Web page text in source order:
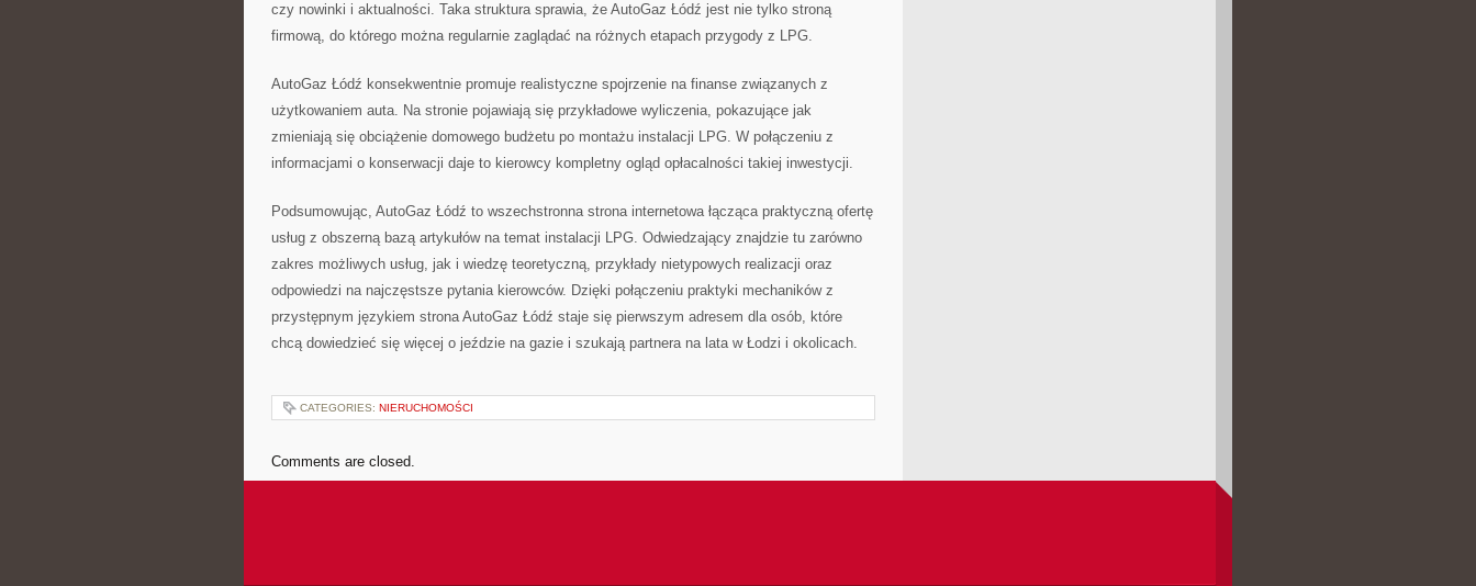
czy nowinki i aktualności. Taka struktura sprawia, że AutoGaz Łódź jest nie tylko stroną
firmową, do którego można regularnie zaglądać na różnych etapach przygody z LPG.
AutoGaz Łódź konsekwentnie promuje realistyczne spojrzenie na finanse związanych z
użytkowaniem auta. Na stronie pojawiają się przykładowe wyliczenia, pokazujące jak
zmieniają się obciążenie domowego budżetu po montażu instalacji LPG. W połączeniu z
informacjami o konserwacji daje to kierowcy kompletny ogląd opłacalności takiej inwestycji.
Podsumowując, AutoGaz Łódź to wszechstronna strona internetowa łącząca praktyczną ofertę
usług z obszerną bazą artykułów na temat instalacji LPG. Odwiedzający znajdzie tu zarówno
zakres możliwych usług, jak i wiedzę teoretyczną, przykłady nietypowych realizacji oraz
odpowiedzi na najczęstsze pytania kierowców. Dzięki połączeniu praktyki mechaników z
przystępnym językiem strona AutoGaz Łódź staje się pierwszym adresem dla osób, które
chcą dowiedzieć się więcej o jeździe na gazie i szukają partnera na lata w Łodzi i okolicach.
CATEGORIES: NIERUCHOMOŚCI
Comments are closed.